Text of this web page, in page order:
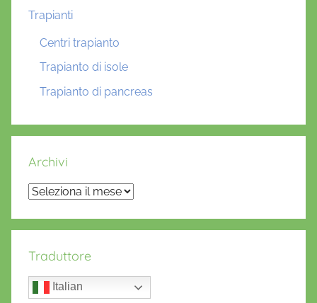
Trapianti
Centri trapianto
Trapianto di isole
Trapianto di pancreas
Archivi
Archivi
Traduttore
Italian